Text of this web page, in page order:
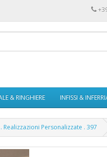
& RINGHIERE INFISSI &
Realizzazioni Personalizzate . 397